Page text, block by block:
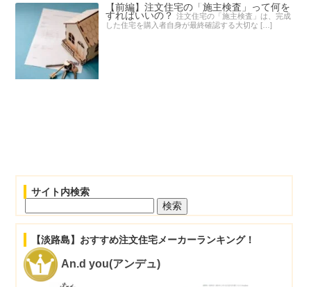
【前編】注文住宅の「施主検査」って何を
すればいいの？ 注文住宅の「施主検査」は、完成
した住宅を購入者自身が最終確認する大切な […]
サイト内検索
【淡路島】おすすめ注文住宅メーカーランキング！
An.d you(アンデュ)